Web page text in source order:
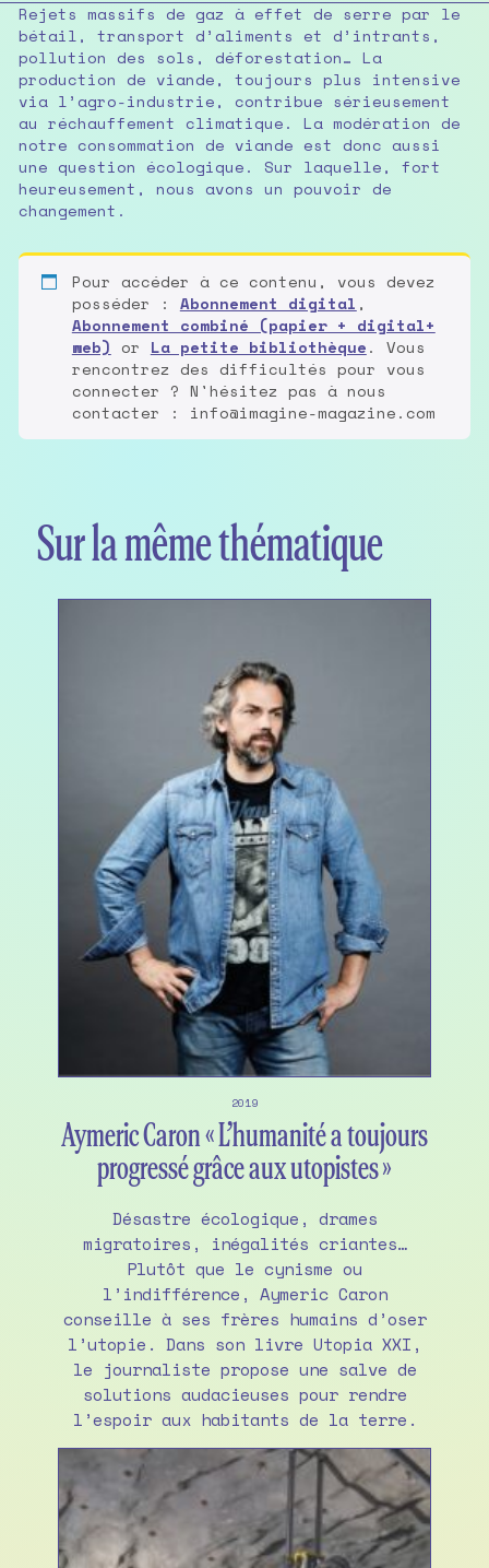
Rejets massifs de gaz à effet de serre par le
bétail, transport d’aliments et d’intrants,
pollution des sols, déforestation… La
production de viande, toujours plus intensive
via l’agro-industrie, contribue sérieusement
au réchauffement climatique. La modération de
notre consommation de viande est donc aussi
une question écologique. Sur laquelle, fort
heureusement, nous avons un pouvoir de
changement.
Pour accéder à ce contenu, vous devez
posséder : Abonnement digital ,
Abonnement combiné (papier + digital+
web) or La petite bibliothèque. Vous
rencontrez des difficultés pour vous
connecter ? N'hésitez pas à nous
contacter : info@imagine-magazine.com
Sur la même thématique
2019
Aymeric Caron « L’humanité a toujours
progressé grâce aux utopistes »
Désastre écologique, drames
migratoires, inégalités criantes…
Plutôt que le cynisme ou
l’indifférence, Aymeric Caron
conseille à ses frères humains d’oser
l’utopie. Dans son livre Utopia XXI,
le journaliste propose une salve de
solutions audacieuses pour rendre
l’espoir aux habitants de la terre.